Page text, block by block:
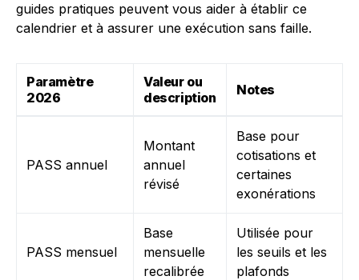
guides pratiques peuvent vous aider à établir ce
calendrier et à assurer une exécution sans faille.
Paramètre
2026
Valeur ou
description
Notes
PASS annuel
Montant
annuel
révisé
Base pour
cotisations et
certaines
exonérations
PASS mensuel
Base
mensuelle
recalibrée
Utilisée pour
les seuils et les
plafonds